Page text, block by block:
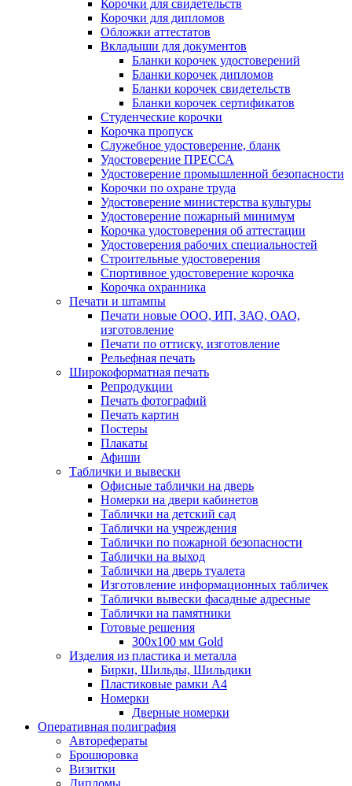
Корочки для свидетельств
Корочки для дипломов
Обложки аттестатов
Вкладыши для документов
Бланки корочек удостоверений
Бланки корочек дипломов
Бланки корочек свидетельств
Бланки корочек сертификатов
Студенческие корочки
Корочка пропуск
Служебное удостоверение, бланк
Удостоверение ПРЕССА
Удостоверение промышленной безопасности
Корочки по охране труда
Удостоверение министерства культуры
Удостоверение пожарный минимум
Корочка удостоверения об аттестации
Удостоверения рабочих специальностей
Строительные удостоверения
Спортивное удостоверение корочка
Корочка охранника
Печати и штампы
Печати новые ООО, ИП, ЗАО, ОАО,
изготовление
Печати по оттиску, изготовление
Рельефная печать
Широкоформатная печать
Репродукции
Печать фотографий
Печать картин
Постеры
Плакаты
Афиши
Таблички и вывески
Офисные таблички на дверь
Номерки на двери кабинетов
Таблички на детский сад
Таблички на учреждения
Таблички по пожарной безопасности
Таблички на выход
Таблички на дверь туалета
Изготовление информационных табличек
Таблички вывески фасадные адресные
Таблички на памятники
Готовые решения
300x100 мм Gold
Изделия из пластика и металла
Бирки, Шильды, Шильдики
Пластиковые рамки А4
Номерки
Дверные номерки
Оперативная полиграфия
Авторефераты
Брошюровка
Визитки
Дипломы